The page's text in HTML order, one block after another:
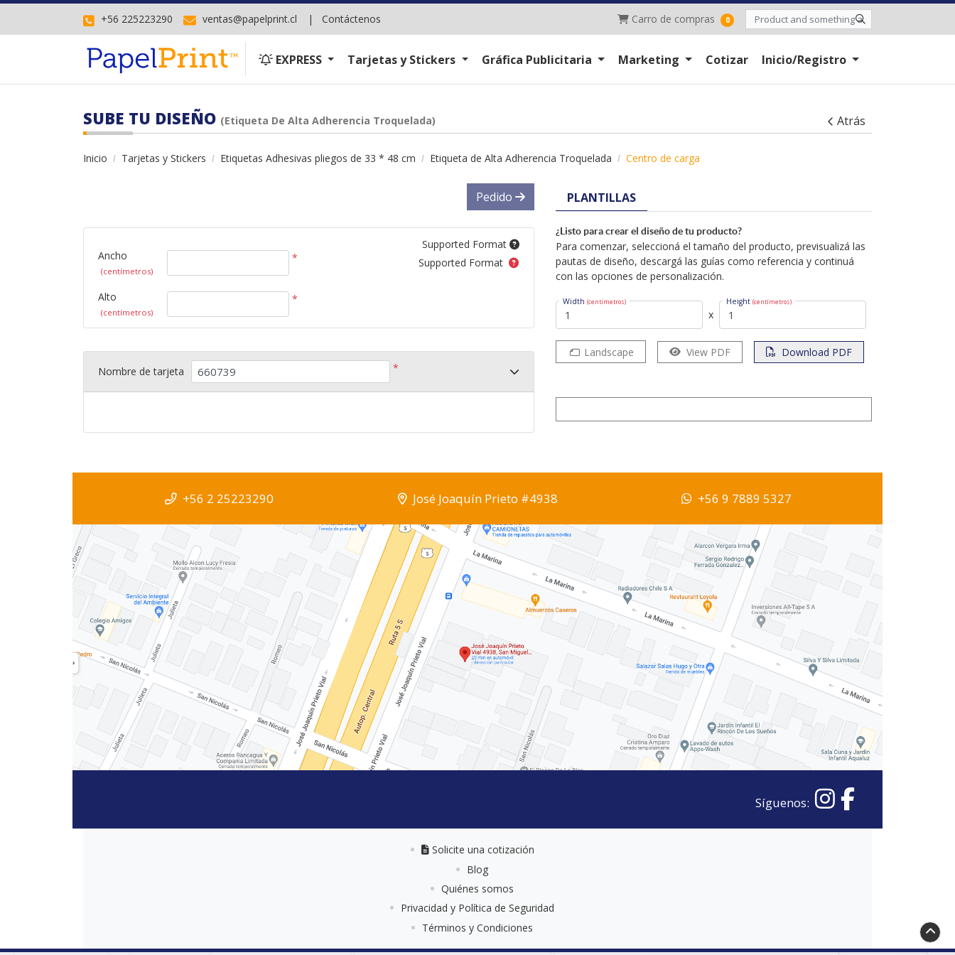
+56 225223290 ventas@papelprint.cl | Contáctenos Carro de compras
Carro de compras 0
EXPRESS
EXPRESS Tarjetas y Stickers Gráfica Publicitaria Marketing Cotizar Inicio/Registro
SUBE TU DISEÑO (Etiqueta De Alta Adherencia Troquelada) Atrás
Inicio Tarjetas y Stickers Etiquetas Adhesivas pliegos de 33 * 48 cm Etiqueta de Alta Adherencia Troquelada Centro de carga
PLANTILLAS
¿Listo para crear el diseño de tu producto?
Para comenzar, seleccioná el tamaño del producto, previsualizá las
pautas de diseño, descargá las guías como referencia y continuá
con las opciones de personalización.
Width (centímetros)
x
Height (centímetros)
Landscape View PDF Download PDF
Pedido
Ancho
(centímetros)
*
Alto
(centímetros)
*
Supported Format
Supported Format
Nombre de tarjeta *
+56 2 25223290 José Joaquín Prieto #4938 +56 9 7889 5327
Síguenos:
Solicite una cotización
Solicite una cotización
Blog
Quiénes somos
Privacidad y Política de Seguridad
Términos y Condiciones